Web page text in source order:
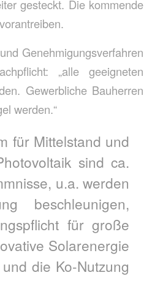
gesteckt. Die kommende
Genehmigungsverfahren
„alle geeigneten
Gewerbliche Bauherren
werden.“
für Mittelstand und
sind ca.
u.a. werden
beschleunigen,
für große
Solarenergie
die Ko-Nutzung